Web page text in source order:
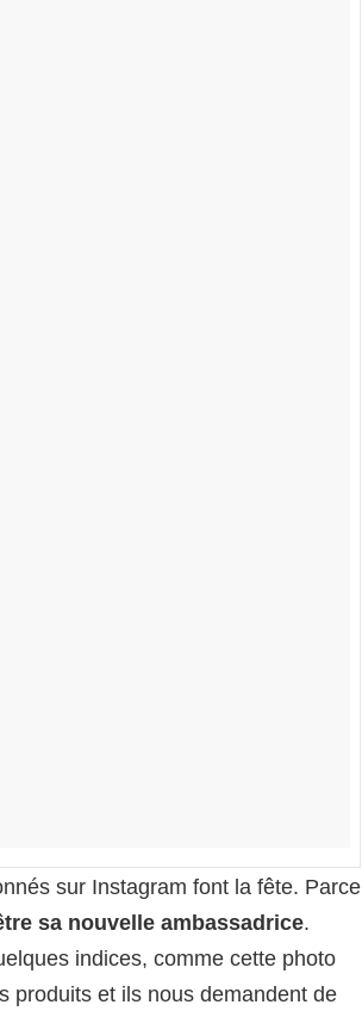
sur Instagram font la fête. Parce
sa nouvelle ambassadrice.
indices, comme cette photo
produits et ils nous demandent de